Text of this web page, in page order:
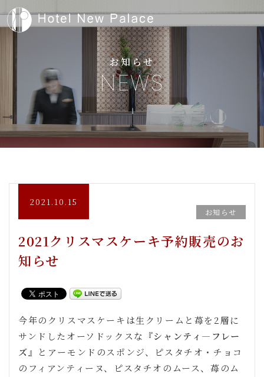
お知らせ
NEWS
2021.10.15
お知らせ
2021クリスマスケーキ予約販売のお
知らせ
今年のクリスマスケーキは生クリームと苺を2層に
サンドしたオーソドックスな 『シャンティ―フレー
ズ』
とアーモンドのスポンジ、ピスタチオ・チョコ
のフィアンティーヌ、ピスタチオのムース、苺のム